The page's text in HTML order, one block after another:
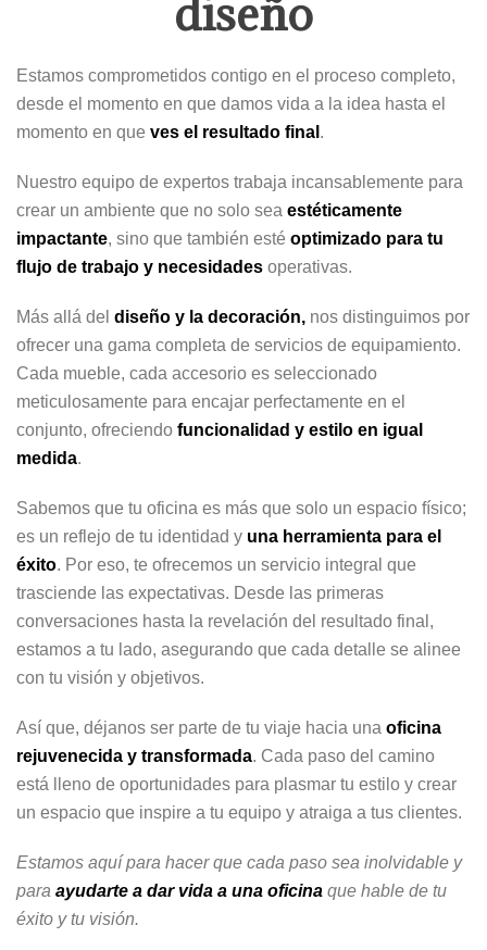
diseño
Estamos comprometidos contigo en el proceso completo,
desde el momento en que damos vida a la idea hasta el
momento en que ves el resultado final .
Nuestro equipo de expertos trabaja incansablemente para
crear un ambiente que no solo sea estéticamente
impactante, sino que también esté optimizado para tu
flujo de trabajo y necesidades operativas.
Más allá del diseño y la decoración, nos distinguimos por
ofrecer una gama completa de servicios de equipamiento.
Cada mueble, cada accesorio es seleccionado
meticulosamente para encajar perfectamente en el
conjunto, ofreciendo funcionalidad y estilo en igual
medida.
Sabemos que tu oficina es más que solo un espacio físico;
es un reflejo de tu identidad y una herramienta para el
éxito. Por eso, te ofrecemos un servicio integral que
trasciende las expectativas. Desde las primeras
conversaciones hasta la revelación del resultado final,
estamos a tu lado, asegurando que cada detalle se alinee
con tu visión y objetivos.
Así que, déjanos ser parte de tu viaje hacia una oficina
rejuvenecida y transformada. Cada paso del camino
está lleno de oportunidades para plasmar tu estilo y crear
un espacio que inspire a tu equipo y atraiga a tus clientes.
Estamos aquí para hacer que cada paso sea inolvidable y
para ayudarte a dar vida a una oficina que hable de tu
éxito y tu visión.